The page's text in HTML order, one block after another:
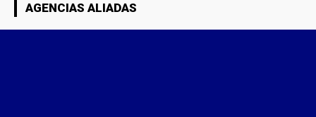
AGENCIAS ALIADAS